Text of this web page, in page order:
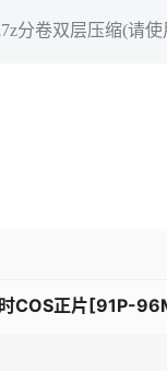
分卷双层压缩(请
COS正片[91P-